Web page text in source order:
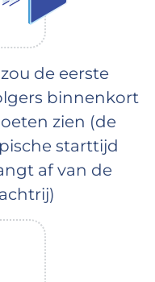
de eerste
binnenkort
zien (de
starttijd
af van de